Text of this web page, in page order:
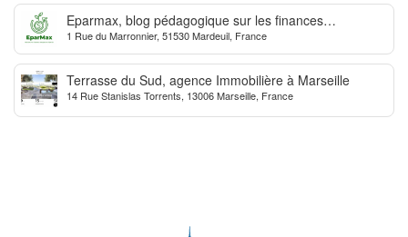
Eparmax, blog pédagogique sur les finances
personnelles
1 Rue du Marronnier, 51530 Mardeuil, France
Terrasse du Sud, agence Immobilière à Marseille
14 Rue Stanislas Torrents, 13006 Marseille, France